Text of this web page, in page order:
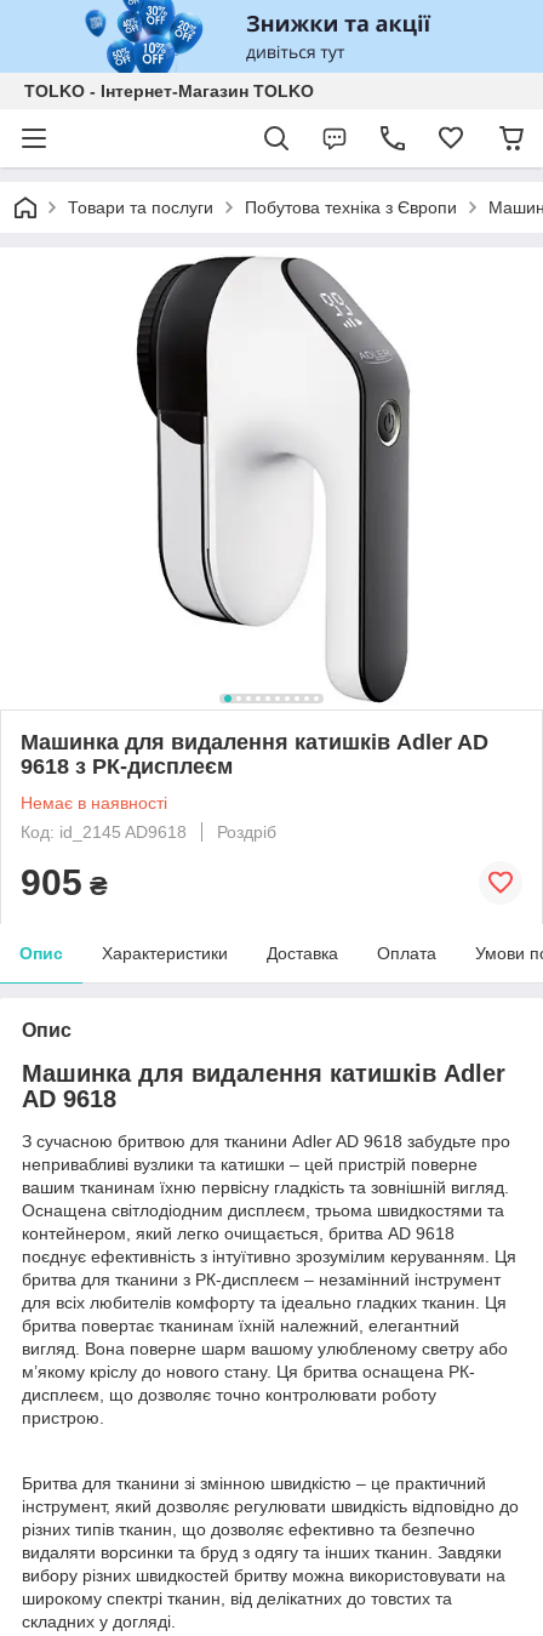
TOLKO - Інтернет-Магазин TOLKO
Товари та послуги Побутова техніка з Європи
Машинка для видалення катишків Adler AD
9618 з РК-дисплеєм
Немає в наявності
Код: id_2145 AD9618
Роздріб
905 ₴
Опис Характеристики Доставка Оплата Умови
Опис
Машинка для видалення катишків Adler
AD 9618
З сучасною бритвою для тканини Adler AD 9618 забудьте про
непривабливі вузлики та катишки – цей пристрій поверне
вашим тканинам їхню первісну гладкість та зовнішній вигляд.
Оснащена світлодіодним дисплеєм, трьома швидкостями та
контейнером, який легко очищається, бритва AD 9618
поєднує ефективність з інтуїтивно зрозумілим керуванням. Ця
бритва для тканини з РК-дисплеєм – незамінний інструмент
для всіх любителів комфорту та ідеально гладких тканин. Ця
бритва повертає тканинам їхній належний, елегантний
вигляд. Вона поверне шарм вашому улюбленому светру або
м’якому кріслу до нового стану. Ця бритва оснащена РК-
дисплеєм, що дозволяє точно контролювати роботу
пристрою.
Бритва для тканини зі змінною швидкістю – це практичний
інструмент, який дозволяє регулювати швидкість відповідно до
різних типів тканин, що дозволяє ефективно та безпечно
видаляти ворсинки та бруд з одягу та інших тканин. Завдяки
вибору різних швидкостей бритву можна використовувати на
широкому спектрі тканин, від делікатних до товстих та
складних у догляді.